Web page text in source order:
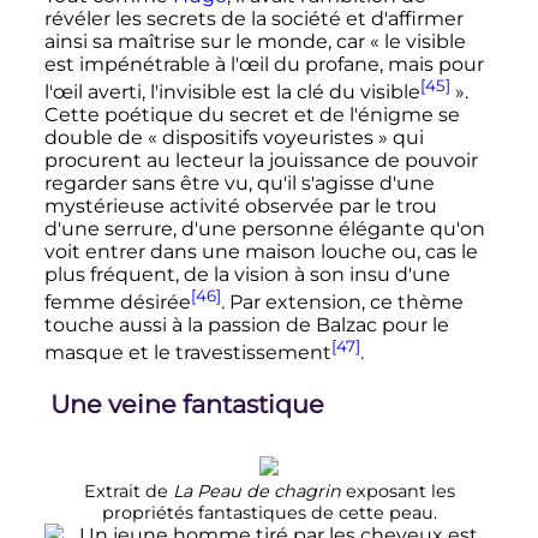
révéler les secrets de la société et d'affirmer
ainsi sa maîtrise sur le monde, car « le visible
est impénétrable à l'œil du profane, mais pour
l'œil averti, l'invisible est la clé du visible[45] ».
Cette poétique du secret et de l'énigme se
double de « dispositifs voyeuristes » qui
procurent au lecteur la jouissance de pouvoir
regarder sans être vu, qu'il s'agisse d'une
mystérieuse activité observée par le trou
d'une serrure, d'une personne élégante qu'on
voit entrer dans une maison louche ou, cas le
plus fréquent, de la vision à son insu d'une
femme désirée[46]. Par extension, ce thème
touche aussi à la passion de Balzac pour le
masque et le travestissement[47].
Une veine fantastique
Extrait de La Peau de chagrinexposant les
propriétés fantastiques de cette peau.